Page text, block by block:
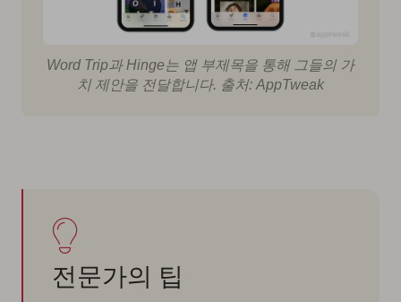
Word Trip과 Hinge는 앱 부제목을 통해 그들의 가
치 제안을 전달합니다. 출처: AppTweak
전문가의 팁